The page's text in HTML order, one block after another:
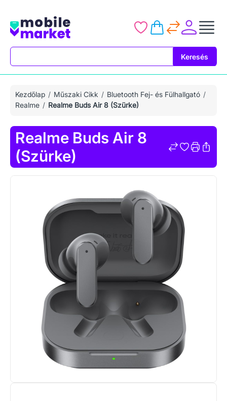
Keresés
Kezdőlap Műszaki Cikk
Bluetooth Fej- és Fülhallgató
Realme
Realme Buds Air 8 (Szürke)
Realme Buds Air 8
(Szürke)